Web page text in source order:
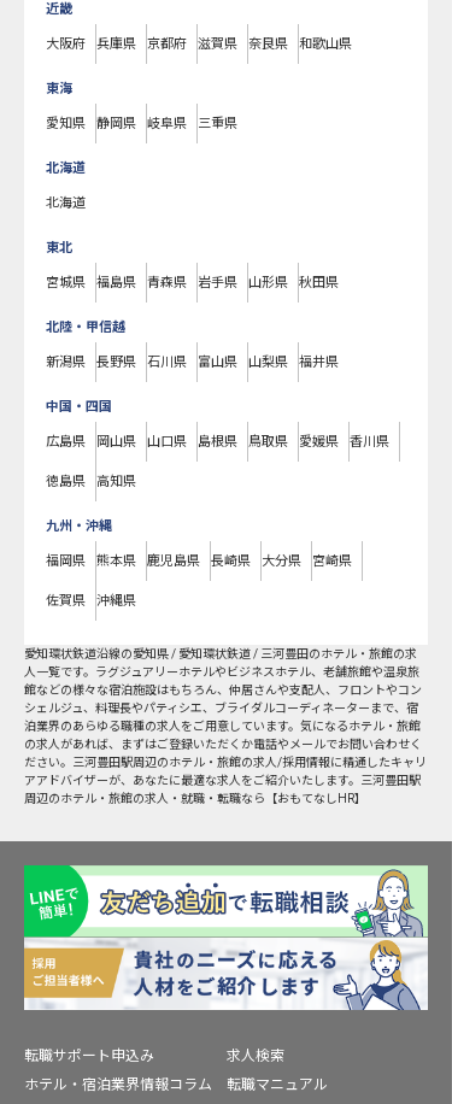
近畿
大阪府 兵庫県 京都府 滋賀県 奈良県 和歌山県
東海
愛知県 静岡県 岐阜県 三重県
北海道
北海道
東北
宮城県 福島県 青森県 岩手県 山形県 秋田県
北陸・甲信越
新潟県 長野県 石川県 富山県 山梨県 福井県
中国・四国
広島県 岡山県 山口県 島根県 鳥取県 愛媛県 香川県
徳島県 高知県
九州・沖縄
福岡県 熊本県 鹿児島県 長崎県 大分県 宮崎県
佐賀県 沖縄県
愛知環状鉄道沿線の愛知県 / 愛知環状鉄道 / 三河豊田 のホテル・旅館の求
人一覧です。ラグジュアリーホテルやビジネスホテル、老舗旅館や温泉旅
館などの様々な宿泊施設はもちろん、仲居さんや支配人、フロントやコン
シェルジュ、料理長やパティシエ、ブライダルコーディネーターまで、宿
泊業界のあらゆる職種の求人をご用意しています。気になるホテル・旅館
の求人があれば、まずはご登録いただくか電話やメールでお問い合わせく
ださい。三河豊田駅周辺のホテル・旅館の求人/採用情報に精通したキャリ
アアドバイザーが、あなたに最適な求人をご紹介いたします。三河豊田駅
周辺のホテル・旅館の求人・就職・転職なら【おもてなしHR】
転職サポート申込み
求人検索
ホテル・宿泊業界情報コラム
転職マニュアル